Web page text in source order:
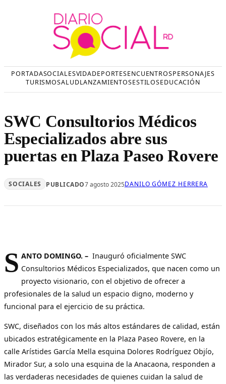
PORTADASOCIALESVIDADEPORTESENCUENTROSPERSONAJES
TURISMOSALUDLANZAMIENTOSESTILOSEDUCACIÓN
SWC Consultorios Médicos
Especializados abre sus
puertas en Plaza Paseo Rovere
SOCIALES PUBLICADO7 agosto 2025DANILO GÓMEZ HERRERA
S ANTO DOMINGO. –Inauguró oficialmente SWC
Consultorios Médicos Especializados, que nacen como un
proyecto visionario, con el objetivo de ofrecer a
profesionales de la salud un espacio digno, moderno y
funcional para el ejercicio de su práctica.
SWC, diseñados con los más altos estándares de calidad, están
ubicados estratégicamente en la Plaza Paseo Rovere, en la
calle Arístides García Mella esquina Dolores Rodríguez Objío,
Mirador Sur, a solo una esquina de la Anacaona, responden a
las verdaderas necesidades de quienes cuidan la salud de